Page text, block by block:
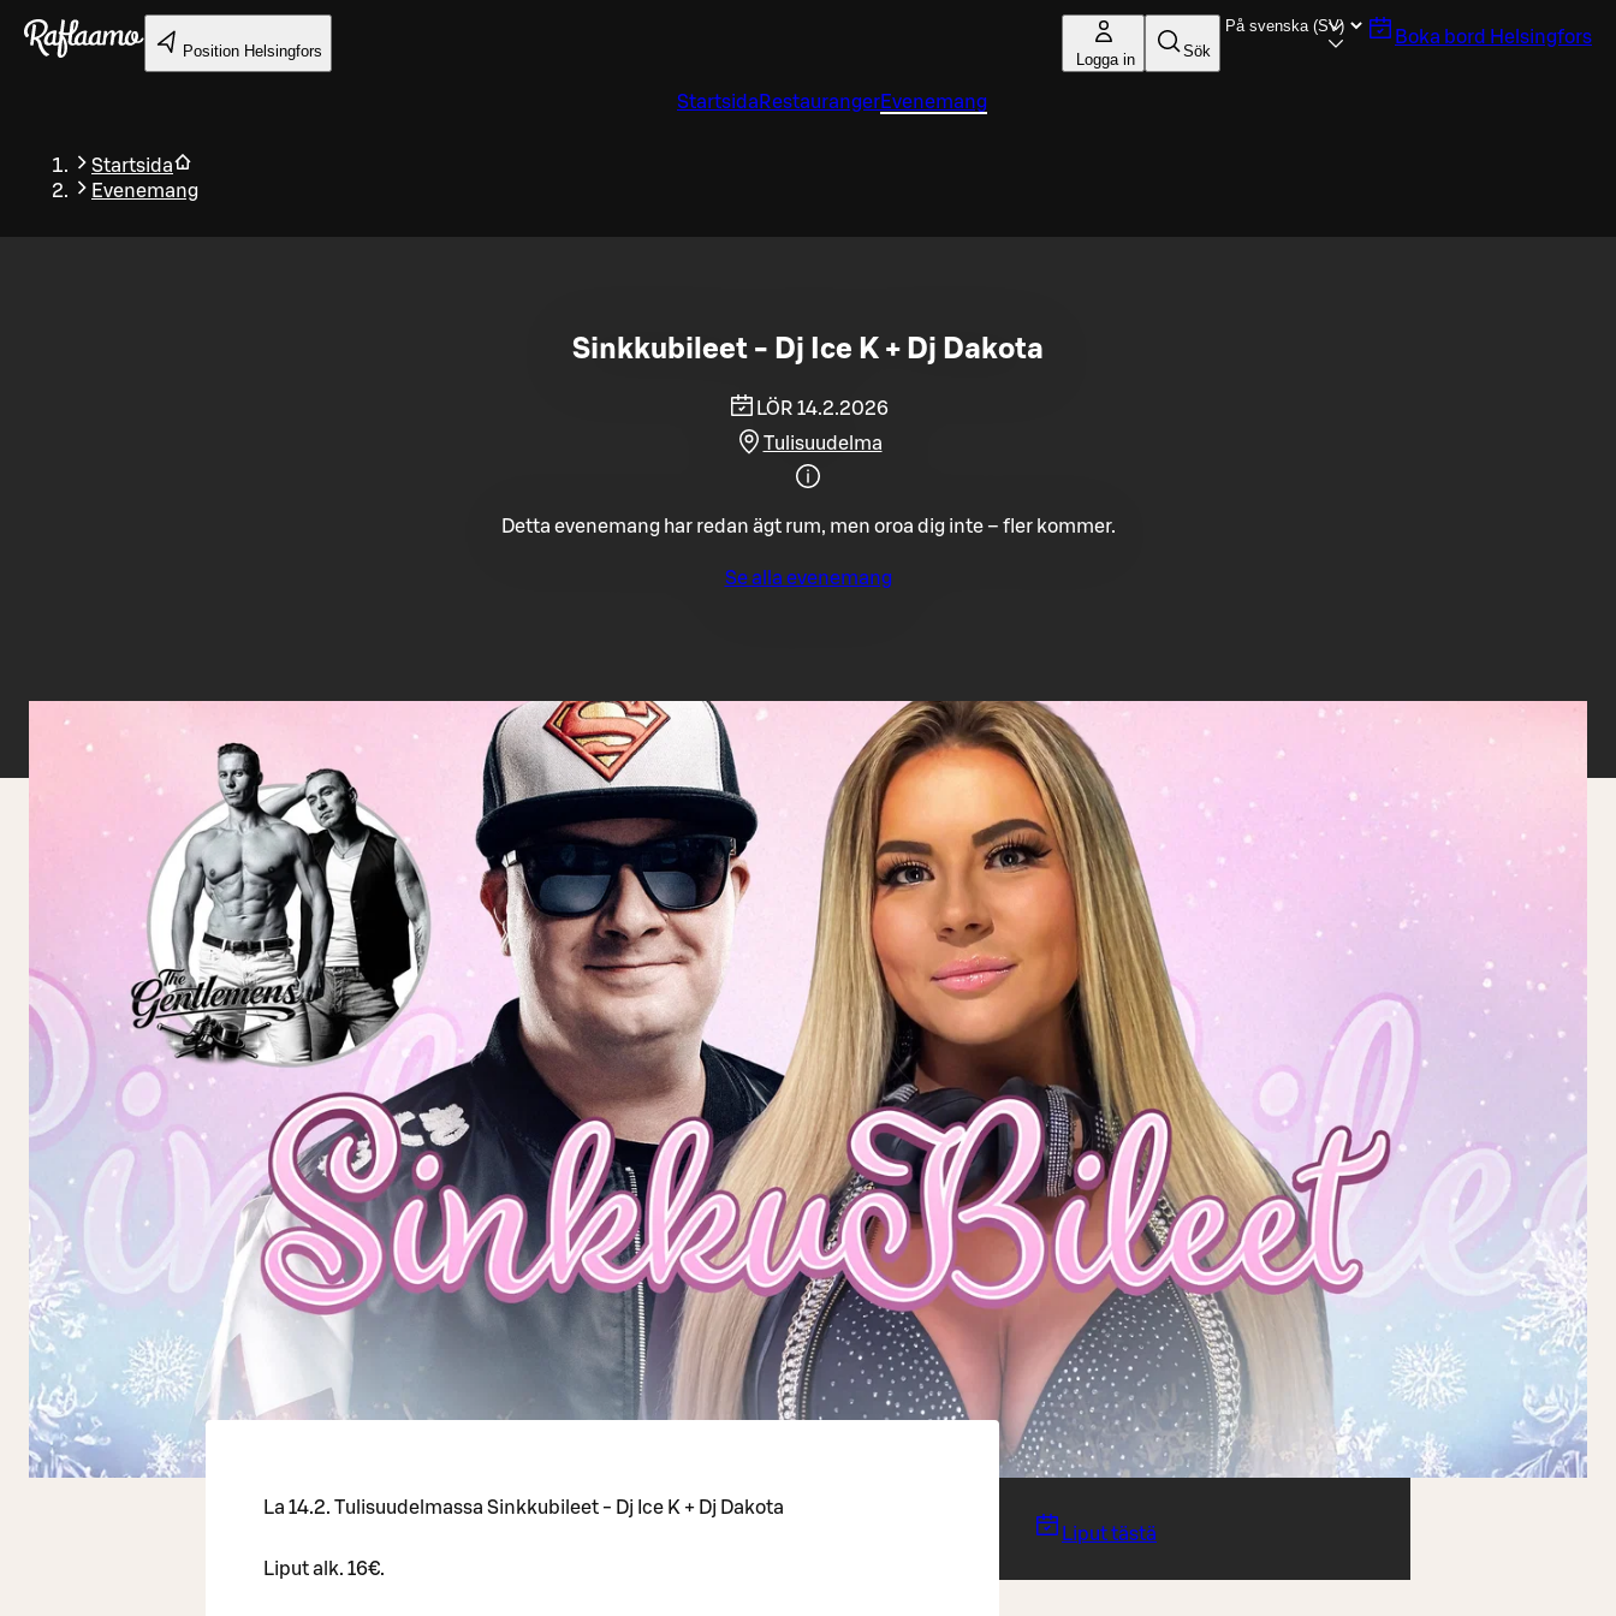
Gå till huvudinnehållet
Position Helsingfors Logga in Sök
Boka bord Helsingfors
Startsida RestaurangerEvenemang
Startsida
Evenemang
Tillbaka
Sinkkubileet - Dj Ice K + Dj Dakota
LÖR 14.2.2026
Tulisuudelma
Detta evenemang har redan ägt rum, men oroa dig inte – fler kommer.
Se alla evenemang
La 14.2. Tulisuudelmassa Sinkkubileet - Dj Ice K + Dj Dakota
Liput alk. 16€.
Liput tästä